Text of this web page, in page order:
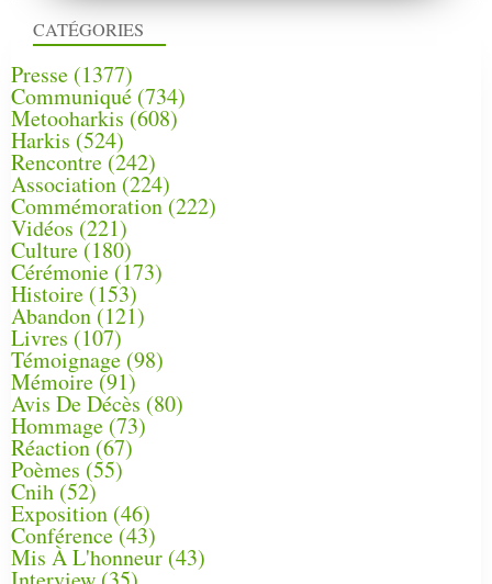
CATÉGORIES
Presse (1377)
Communiqué (734)
Metooharkis (608)
Harkis (524)
Rencontre (242)
Association (224)
Commémoration(222)
Vidéos (221)
Culture(180)
Cérémonie (173)
Histoire (153)
Abandon(121)
Livres (107)
Témoignage (98)
Mémoire (91)
Avis De Décès (80)
Hommage (73)
Réaction(67)
Poèmes (55)
Cnih (52)
Exposition (46)
Conférence(43)
Mis À L'honneur (43)